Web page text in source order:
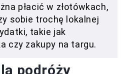
płacić w złotówkach,
sobie trochę lokalnej
takie jak
czy zakupy na targu.
podróży